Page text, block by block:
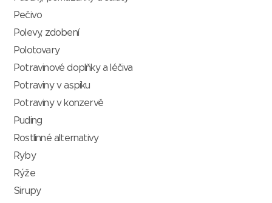
Pečivo
Polevy, zdobení
Polotovary
Potravinové doplňky a léčiva
Potraviny v aspiku
Potraviny v konzervě
Puding
Rostlinné alternativy
Ryby
Rýže
Sirupy